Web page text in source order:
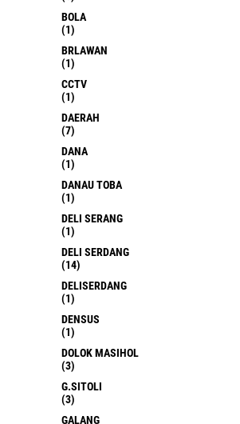
BOLA
(1)
BRLAWAN
(1)
CCTV
(1)
DAERAH
(7)
DANA
(1)
DANAU TOBA
(1)
DELI SERANG
(1)
DELI SERDANG
(14)
DELISERDANG
(1)
DENSUS
(1)
DOLOK MASIHOL
(3)
G.SITOLI
(3)
GALANG